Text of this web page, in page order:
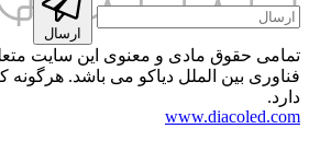
ارسال
مادی و معنوی این سایت متعلق به
الملل دیاکو می باشد. هرگونه کپی برداری